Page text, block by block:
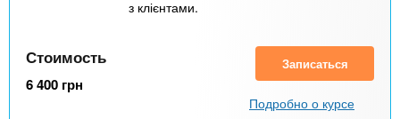
з клієнтами.
Стоимость
6 400 грн
Записаться
Подробно о курсе